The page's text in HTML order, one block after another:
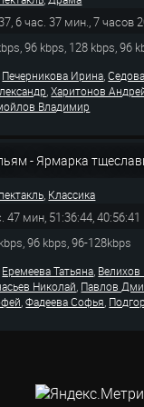
6 час. 37 мин., 7 часов
96 kbps, 128 kbps, 96
Печерникова Ирина,
,Харитонов
Владимир
- Ярмарка
, Классика
47 мин, 51:36:44, 40:56:41
96 kbps, 96-128kbps
Еремеева Татьяна, Велихов
Николай, Павлов
,Фадеева Софья,